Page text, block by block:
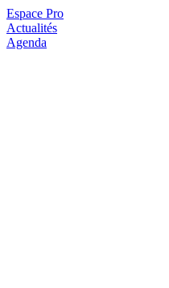
Espace Pro
Actualités
Agenda